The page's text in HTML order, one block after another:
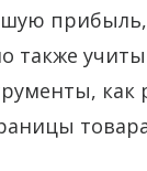
также